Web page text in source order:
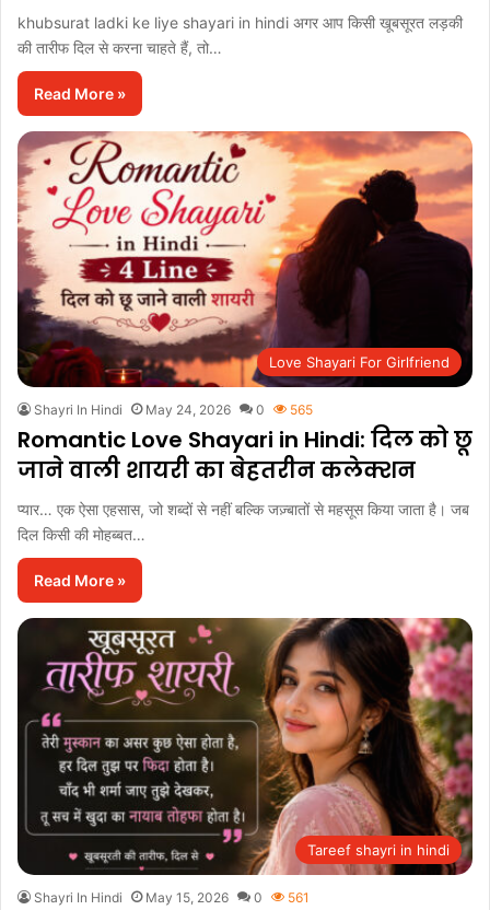
khubsurat ladki ke liye shayari in hindi अगर आप किसी खूबसूरत लड़की
की तारीफ दिल से करना चाहते हैं, तो…
Read More »
Love Shayari For Girlfriend
Shayri In Hindi May 24, 2026 0 565
Romantic Love Shayari in Hindi: दिल को छू
जाने वाली शायरी का बेहतरीन कलेक्शन
प्यार… एक ऐसा एहसास, जो शब्दों से नहीं बल्कि जज़्बातों से महसूस किया जाता है। जब
दिल किसी की मोहब्बत…
Read More »
Tareef shayri in hindi
Shayri In Hindi May 15, 2026 0 561